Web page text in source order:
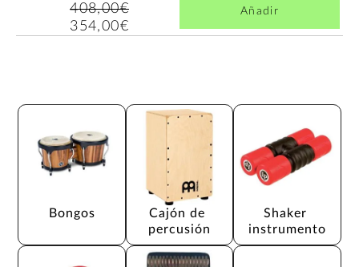
408,00€
354,00€
Añadir
Bongos
Cajón de
percusión
Shaker
instrumento